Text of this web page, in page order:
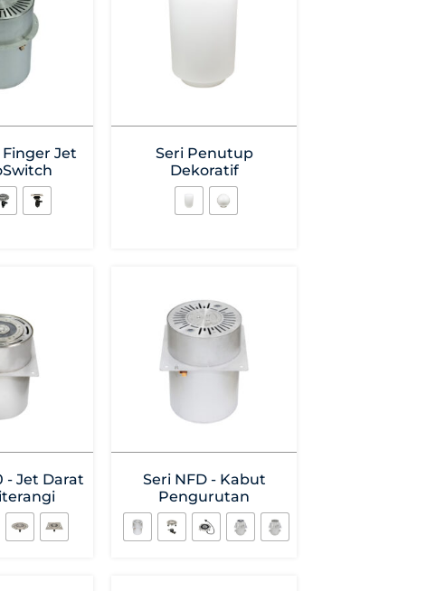
Finger Jet
Seri Penutup
Dekoratif
- Jet Darat
Seri NFD - Kabut
Pengurutan